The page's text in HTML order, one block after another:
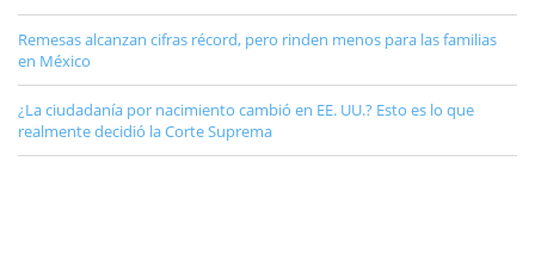
Remesas alcanzan cifras récord, pero rinden menos para las familias
en México
¿La ciudadanía por nacimiento cambió en EE. UU.? Esto es lo que
realmente decidió la Corte Suprema